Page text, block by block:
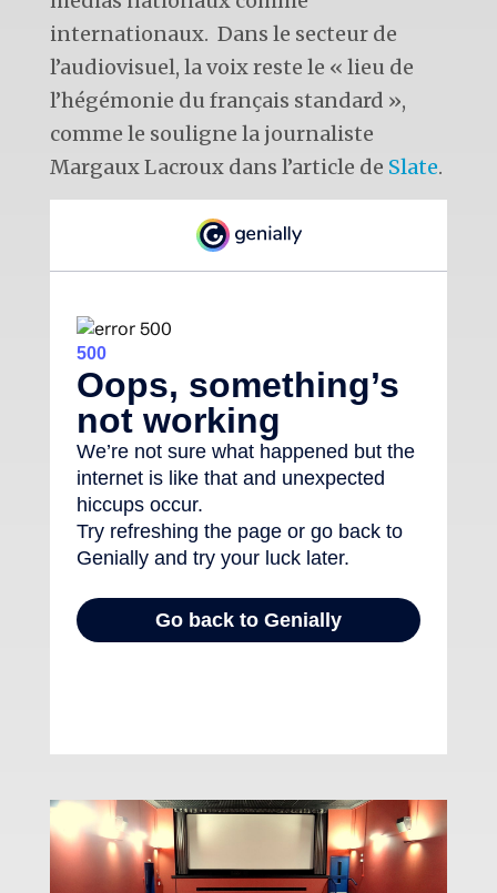
internationaux. Dans le secteur de
l’audiovisuel, la voix reste le « lieu de
l’hégémonie du français standard »,
comme le souligne la journaliste
Margaux Lacroux dans l’article de Slate.